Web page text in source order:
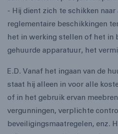
- Hij dient zich te schikken
reglementaire beschikkingen
het in werking stellen of het in
gehuurde apparatuur, het
E.D. Vanaf het ingaan van de
staat hij alleen in voor alle
of in het gebruik ervan
vergunningen, verplichte
beveiligingsmaatregelen, enz.